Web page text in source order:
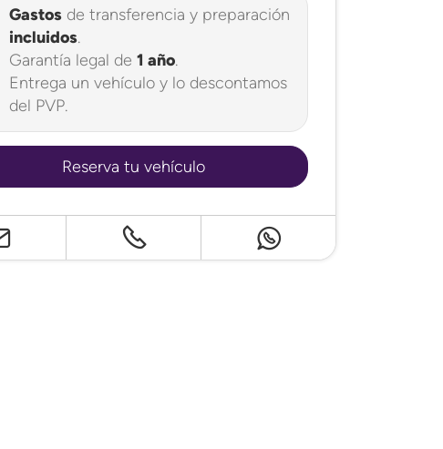
Gastosde transferencia y preparación
incluidos.
Garantía legal de 1 año.
Entrega un vehículo y lo descontamos
del PVP.
Reserva tu vehículo